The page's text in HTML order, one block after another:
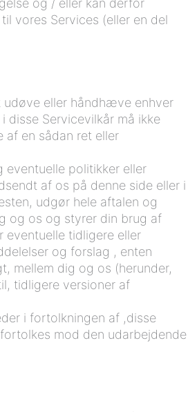
og / eller kan derfor
vores Services (eller en del
udøve eller håndhæve enhver
disse Servicevilkår må ikke
en sådan ret eller
eventuelle politikker eller
af os på denne side eller i
udgør hele aftalen og
og os og styrer din brug af
eventuelle tidligere eller
og forslag , enten
mellem dig og os (herunder,
tidligere versioner af
i fortolkningen af ,disse
mod den udarbejdende